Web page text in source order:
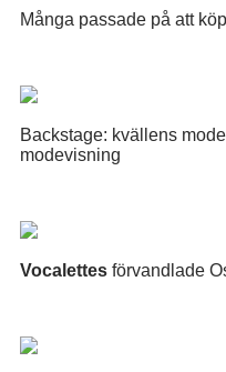
Många passade på att
Backstage: kvällens
modevisning
Vocalettes förvandlade